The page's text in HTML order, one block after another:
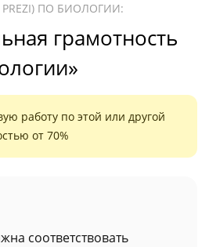
PREZI) ПО БИОЛОГИИ:
грамотность
работу по этой или другой
от 70%
соответствовать